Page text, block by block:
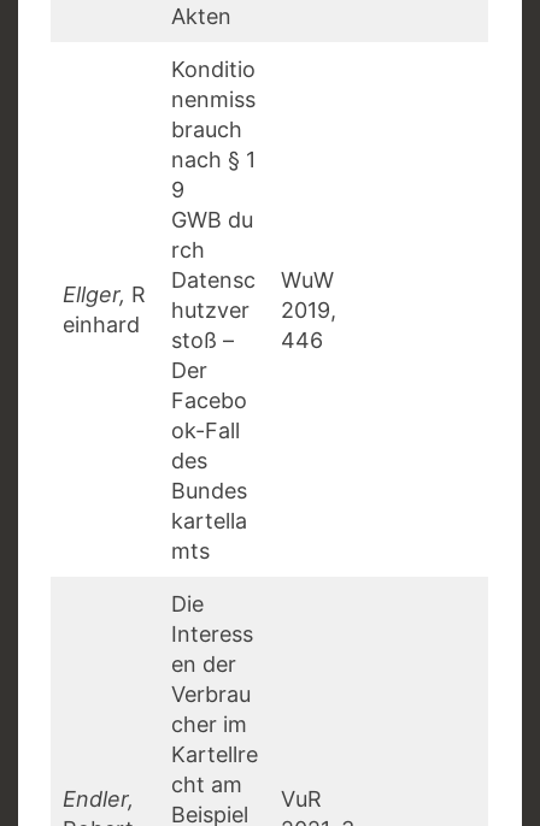
Akten
Ellger, R
einhard
Konditio
nenmiss
brauch
nach § 1
9
GWB du
rch
Datensc
hutzver
stoß –
Der
Facebo
ok-Fall
des
Bundes
kartella
mts
WuW
2019,
446
Endler,
Die
Interess
en der
Verbrau
cher im
Kartellre
cht am
Beispiel
VuR